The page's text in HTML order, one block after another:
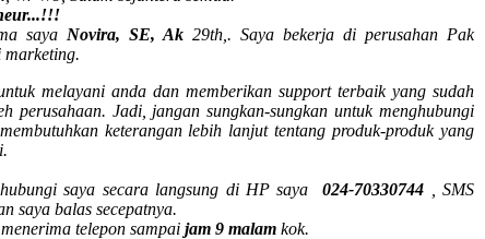
saya Novira, SE, Ak 29th,. Saya bekerja di perusahan Pak
marketing.
melayani anda dan memberikan support terbaik yang sudah
perusahaan. Jadi, jangan sungkan-sungkan untuk menghubungi
keterangan lebih lanjut tentang produk-produk yang
saya secara langsung di HP saya 024-70330744
, SMS
saya balas secepatnya.
telepon sampai jam 9 malam kok.